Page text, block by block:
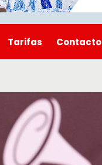
Tarifas Contacto